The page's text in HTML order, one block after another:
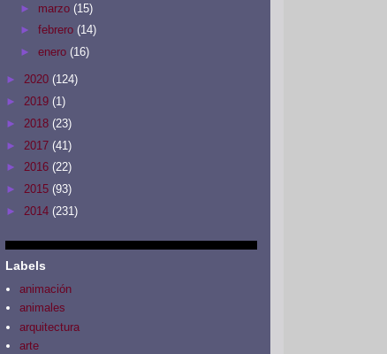
► marzo (15)
► febrero (14)
► enero (16)
► 2020 (124)
► 2019 (1)
► 2018 (23)
► 2017 (41)
► 2016 (22)
► 2015 (93)
► 2014 (231)
Labels
animación
animales
arquitectura
arte